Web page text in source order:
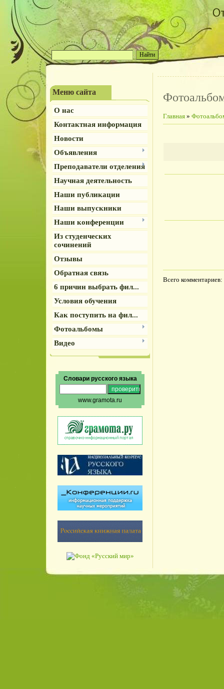
Меню сайта
О нас
Контактная информация
Новости
Объявления
Преподаватели отделения
Научная деятельность
Наши публикации
Наши выпускники
Наши конференции
Из студенческих
сочинений
Отзывы
Обратная связь
6 причин выбрать фил...
Условия обучения
Как поступить на фил...
Фотоальбомы
Видео
Словари русского языка
www.gramota.ru
Главная »
Всего комментариев: